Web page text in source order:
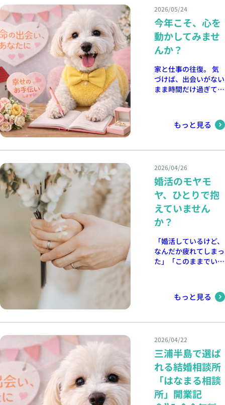
できる時間をご用意し
ています。 「婚活」
という言葉を聞くと少
し構えてしまうかもし
れませんが、堅苦しい
内容ではありません。
お茶を飲みながらお話
を聞くような感覚でご
参加いただければと思
います。 同じような
機会にもなりますの
時： 2026年6月27日
（土） 19:00〜20:30
場所： 三浦市民交流
センターニナイテ/研
修室（大） 参加費：
無料 皆さまと顔を合
わせ、楽しい時間に出
来たらと思っています
😊 お買い物のついで
に、ふら〜っと途中参
加もOKです！ 「親だ
皆さまとお会いできる
会話が自然にできる
気を使いすぎない 困
った時に支え合える
そんな関係性が、長く
続く結婚につながりま
広げたことで、素敵な
ご縁につながるケース
も多くあります。
ことが大切かもしれま
2026/05/24
今年こそ、心を
動かしてみませ
んか？
家と仕事の往復。 気
づけば、出会いがない
まま時間だけ過ぎてい
めています。 新しい
出会いって、特別な人
りません。 少し環境
が大きく動くこともあ
ります。 今年は、“ち
ゃんと向き合える出会
い”で心を動かしてみ
ませんか？ はなまる
相談所では”初回相談
す。 いつでもお気軽
にご相談くださいね😊
もっと見る
2026/04/26
婚活のモヤモ
ヤ、ひとりで抱
えていません
か？
「婚活しているけど、
なんだか疲れてしまっ
た」「このままでいい
感じること、ありませ
んか？？ 婚活って、
えすぎてしまったり、
まったり、気づかない
うちに気持ちが疲れき
ってしまうこともある
なと感じます。 で
も、そんな時ってさら
に頑張りを足すより、
まず気持ちを整理する
もっと見る
2026/04/22
三浦半島で選ば
れる結婚相談所
「はなまる相談
所」開業記